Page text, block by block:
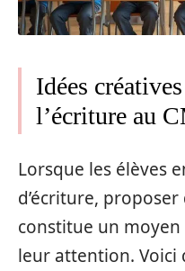
Idées
l’écriture au
Lorsque les élèves
d’écriture,
constitue un
leur attention. Voici